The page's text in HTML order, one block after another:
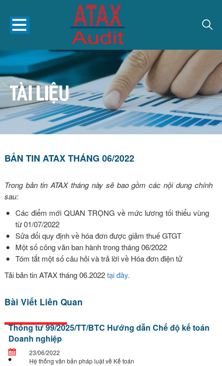
TÀI LIỆU
BẢN TIN ATAX THÁNG 06/2022
Trong bản tin ATAX tháng này sẽ bao gồm các nội dung chính
sau:
Các điểm mới QUAN TRỌNG về mức lương tối thiểu vùng
từ 01/07/2022
Sửa đổi quy định về hóa đơn được giảm thuế GTGT
Một số công văn ban hành trong tháng 06/2022
Tóm tắt một số câu hỏi và trả lời về Hóa đơn điện tử
Tải bản tin ATAX tháng 06.2022tại đây.
Bài Viết Liên Quan
Thông tư 99/2025/TT/BTC Hướng dẫn Chế độ kế toán
Doanh nghiệp
23/06/2022
Hệ thống văn bản pháp luật về Kế toán